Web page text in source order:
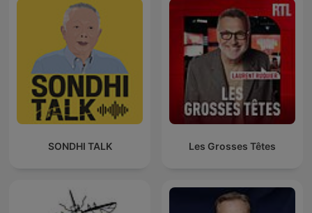
SONDHI TALK Les Grosses Têtes